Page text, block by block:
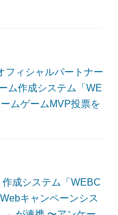
フィシャルパートナー
ム作成システム「WE
ムゲームMVP投票を
成システム「WEBC
キャンペーンシス